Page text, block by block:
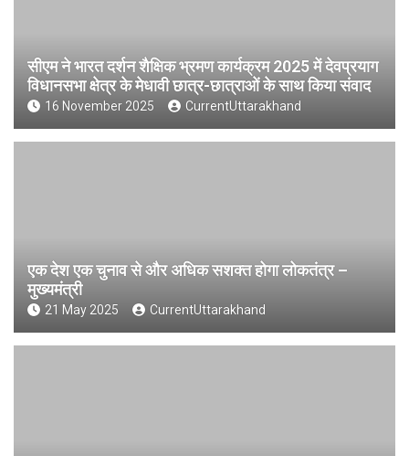
सीएम ने भारत दर्शन शैक्षिक भ्रमण कार्यक्रम 2025 में देवप्रयाग
विधानसभा क्षेत्र के मेधावी छात्र-छात्राओं के साथ किया संवाद
16 November 2025 CurrentUttarakhand
एक देश एक चुनाव से और अधिक सशक्त होगा लोकतंत्र –
मुख्यमंत्री
21 May 2025 CurrentUttarakhand